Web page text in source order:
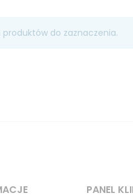
do zaznaczenia.
PANEL